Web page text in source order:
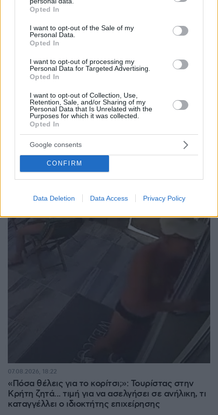
grant or deny consent to Google and its third-party tags to
use your data for below specified purposes in below Google
consent section.
Opted In
I want to opt-out of the Sale of my
Personal Data.
Opted In
I want to opt-out of processing my
Personal Data for Targeted Advertising.
Opted In
I want to opt-out of Collection, Use,
Retention, Sale, and/or Sharing of my
Personal Data that Is Unrelated with the
Purposes for which it was collected.
Opted In
Google consents
CONFIRM
Data Deletion Data Access Privacy Policy
αξιοθέατα του νησιού
πριν μία ώρα
ζήτησε να «κλείνει» το X σε προεκλογικές περιόδους
για να μην επηρεάζει τους ψηφοφόρους
πριν μία ώρα
ΔΕΙΤΕ ΟΛΕΣ ΤΙΣ ΕΙΔΗΣΕΙΣ
ΤΑ ΠΙΟ ΔΗΜΟΦΙΛΗ
«Πόσα θέλεις για το κορίτσι;»: Τουρίστας στην
Κρήτη ζητά... τιμή για να ασελγήσει σε ανήλικη, τι
καταγγέλλει ο ιδιοκτήτης επιχείρησης
07.08.2026, 18:22